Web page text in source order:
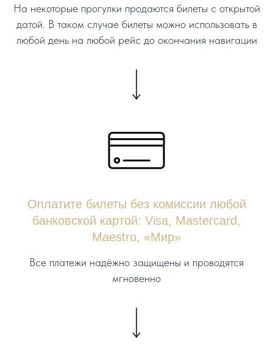
На некоторые прогулки продаются билеты с открытой
датой. В таком случае билеты можно использовать в
любой день на любой рейс до окончания навигации
Оплатите билеты без комиссии любой
банковской картой: Visa, Mastercard,
Maestro, «Мир»
Все платежи надёжно защищены и проводятся
мгновенно